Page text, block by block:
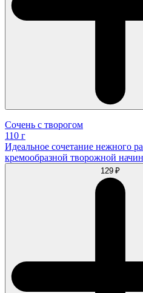
Сочень с творогом
110 г
Идеальное сочетание нежного
кремообразной творожной
129 ₽